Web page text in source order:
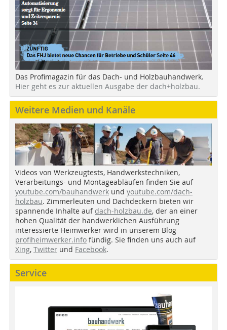
Das Profimagazin für das Dach- und Holzbauhandwerk.
Hier geht es zur aktuellen Ausgabe der dach+holzbau.
Weitere Medien und Kanäle
Videos von Werkzeugtests, Handwerkstechniken,
Verarbeitungs- und Montageabläufen finden Sie auf
youtube.com/bauhandwerk und youtube.com/dach-
holzbau. Zimmerleuten und Dachdeckern bieten wir
spannende Inhalte auf dach-holzbau.de, der an einer
hohen Qualität der handwerklichen Ausführung
interessierte Heimwerker wird in unserem Blog
profiheimwerker.info fündig. Sie finden uns auch auf
Xing, Twitter und Facebook.
Service